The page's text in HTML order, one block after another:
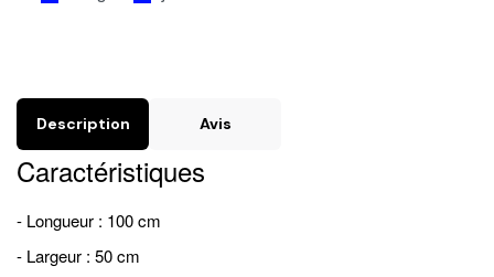
Description Avis
Caractéristiques
- Longueur : 100 cm
- Largeur : 50 cm